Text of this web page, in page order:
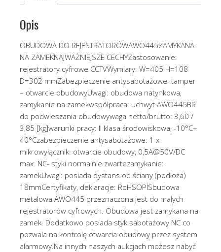
Opis
OBUDOWA DO REJESTRATORÓWAWO445ZAMYKANA
NA ZAMEKNAJWAŻNIEJSZE CECHYZastosowanie:
rejestratory cyfrowe CCTVWymiary: W=405 H=108
D=302 mmZabezpieczenie antysabotażowe: tamper
– otwarcie obudowyUwagi: obudowa natynkowa,
zamykanie na zamekwspółpraca: uchwyt AWO445BR
do podwieszania obudowywaga netto/brutto: 3,60 /
3,85 [kg]warunki pracy: II klasa środowiskowa, -10°C÷
40°Czabezpieczenie antysabotażowe: 1 x
mikrowyłącznik: otwarcie obudowy, 0,5A@50V/DC
max. NC- styki normalnie zwartezamykanie:
zamekUwagi: posiada dystans od ściany (podłoża)
18mmCertyfikaty, deklaracje: RoHSOPISbudowa
metalowa AWO445 przeznaczona jest do małych
rejestratorów cyfrowych. Obudowa jest zamykana na
zamek. Dodatkowo posiada styk sabotażowy NC co
pozwala na kontrolę otwarcia obudowy przez system
alarmowy.Na innych naszych aukcjach możesz nabyć